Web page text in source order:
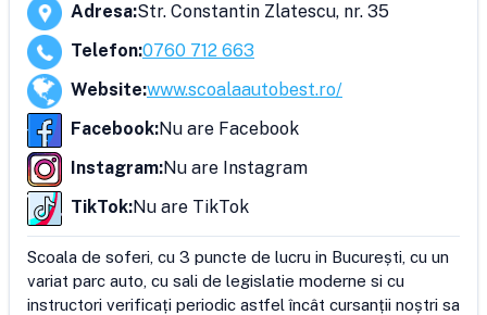
Adresa:Str. Constantin Zlatescu, nr. 35
Telefon:0760 712 663
Website:www.scoalaautobest.ro/
Facebook:Nu are Facebook
Instagram:Nu are Instagram
TikTok:Nu are TikTok
Scoala de soferi, cu 3 puncte de lucru in București, cu un
variat parc auto, cu sali de legislatie moderne si cu
instructori verificați periodic astfel încât cursanții noștri sa